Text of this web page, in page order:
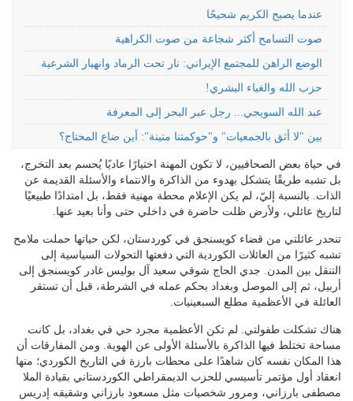
عندما يصبح الكريم شحيحًا
صوت التسامح أكثر شجاعة من صوت الكراهية
الوضع الراهن للمجتمع الإيراني: نار تحت الرماد وانهيار الشرعية
حزب الله والغباء البشري!
عبد الله السويجي... رجل عبر البحر إلى المعرفة
بين "لا أثق بالجمعيات" و"حوكمتنا متينة": أين ضاع المحتاج؟
في حياة بعض الصحافيين، لا تكون المهنة اختيارًا عاديًا يُحسم بعد التخرج،
بل تشبه طريقًا يتشكل بهدوء من الذاكرة والانتماء والأسئلة القديمة عن
الذات. بالنسبة إليّ، لم يكن الإعلام محطة مهنية فقط، بل امتدادًا طبيعيًا
لتاريخ عائلي، ولأرض ظلت حاضرة في داخلي حتى وأنا بعيد عنها.
تنحدر عائلتي من قضاء كويسنجق في كوردستان، لكن حياتها حملت ملامح
تشبه كثيرًا من العائلات الكوردية التي دفعتها التحولات السياسية إلى
التنقل بين المدن. جدي الحاج شوقي سعيد آل بوليس غادر كويسنجق إلى
أربيل، ثم إلى الموصل وبغداد بحكم عمله في الشرطة، قبل أن تستقر
العائلة في الأعظمية مطلع السبعينيات.
هناك تشكلت طفولتي. لم تكن الأعظمية مجرد حي في بغداد، بل كانت
مساحة تختلط فيها الذاكرة بالأسئلة الأولى عن الهوية. ومن المفارقات أن
هذا المكان نفسه كان شاهدًا على محطات بارزة في التاريخ الكوردي؛ منها
انعقاد أول مؤتمر تأسيسي للحزب الديمقراطي الكوردستاني بقيادة الملا
مصطفى بارزاني، ومرور شخصيات مثل مسعود بارزاني وشقيقه إدريس